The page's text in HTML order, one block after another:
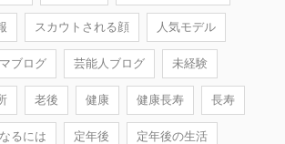
スカウトされる顔 人気モデル
ブログ 芸能人ブログ 未経験
老後 健康 健康長寿 長寿
るには 定年後 定年後の生活